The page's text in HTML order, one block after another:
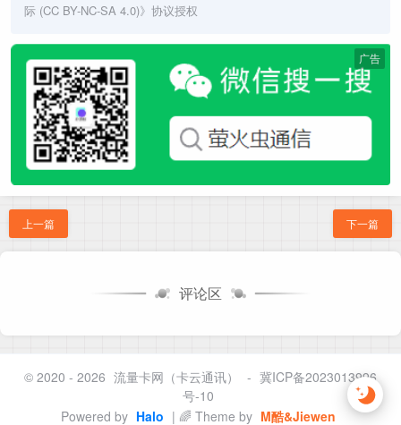
际 (CC BY-NC-SA 4.0)》协议授权
广告
上一篇 下一篇
评论区
© 2020 - 2026 流量卡网（卡云通讯） - 冀ICP备2023013996
号-10
Powered by Halo | 🌈 Theme by M酷&Jiewen